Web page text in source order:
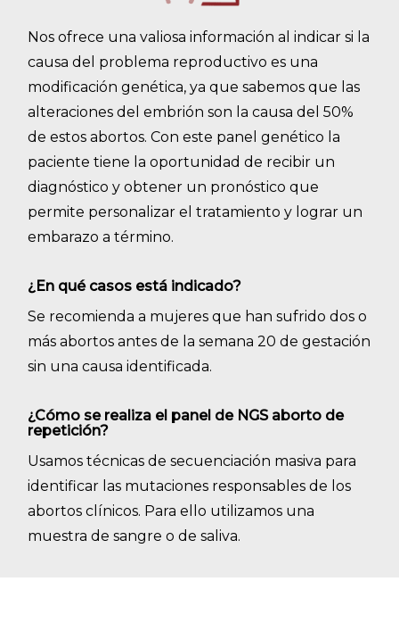
Nos ofrece una valiosa información al indicar si la
causa del problema reproductivo es una
modificación genética, ya que sabemos que las
alteraciones del embrión son la causa del 50%
de estos abortos. Con este panel genético la
paciente tiene la oportunidad de recibir un
diagnóstico y obtener un pronóstico que
permite personalizar el tratamiento y lograr un
embarazo a término.
¿En qué casos está indicado?
Se recomienda a mujeres que han sufrido dos o
más abortos antes de la semana 20 de gestación
sin una causa identificada.
¿Cómo se realiza el panel de NGS aborto de
repetición?
Usamos técnicas de secuenciación masiva para
identificar las mutaciones responsables de los
abortos clínicos. Para ello utilizamos una
muestra de sangre o de saliva.